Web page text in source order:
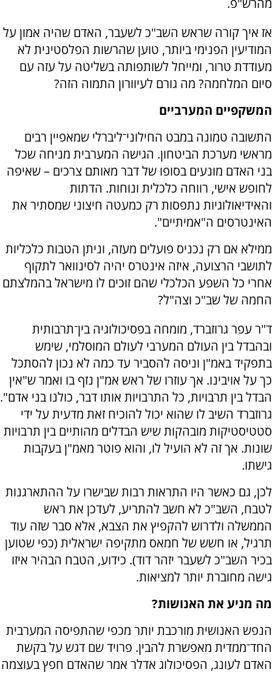
מהרש"פ.
אז איך קורה שראש השב"כ לשעבר, האדם שהיה אמון על
המודיעין הפנימי ביותר, טוען שהרשות הפלסטינית לא
מעודדת טרור, ומייחל לשותפותה בשליטה על עזה עם
סיום המלחמה? מה גורם לעיוורון התמוה הזה?
המשקפיים המערביים
התשובה טמונה במבט החילוני־ליברלי שמאפיין רבים
מראשי מערכת הביטחון. הגישה המערבית מניחה שכל
בני האדם מונעים בסופו של דבר מאותם צרכים – שאיפה
לחופש אישי, רווחה כלכלית ונוחות. הדתות
והאידיאולוגיות נתפסות רק כמעטה חיצוני שמסתיר את
האינטרסים ה"אמיתיים".
ממילא אם רק נכניס פועלים מעזה, וניתן הטבות כלכליות
לתושבי הרצועה, איזה אינטרס יהיה לסינוואר לתקוף
אחרי כל השפע הכלכלי שהם זוכים לו מישראל בהמלצתם
החמה של שב"כ וצה"ל?
ד"ר עפר גרוזברד, מומחה בפסיכולוגיה בין־תרבותית
ובהבדל בין העולם המערבי לעולם המוסלמי, שימש
בתפקיד באמ"ן וניסה להסביר עד כמה לא נכון להסתכל
כך על אויבינו. אך עוזרו של ראש אמ"ן נזף בו ואמר ש"אין
הבדל בין תרבויות, כל התרבויות אותו דבר, כולנו בני אדם".
גרוזברד השיב לו שהוא יכול להוכיח זאת מדעית על ידי
סטטיסטיקות מובהקות שיש הבדלים מהותיים בין תרבויות
שונות. אך זה לא הועיל לו, והוא פוטר מאמ"ן בעקבות
גישתו.
לכן, גם כאשר היו התראות רבות שבישרו על ההתארגנות
לטבח, השב"כ לא חשב להתריע, לעדכן את ראש
הממשלה ולדרוש להקפיץ את הצבא, אלא סבר שזה עוד
תרגיל, או חשש של חמאס מתקיפה ישראלית (כפי שטוען
בכיר השב"כ לשעבר יזהר דוד). כידוע, הטבח הבהיר איזו
גישה מחוברת יותר למציאות.
מה מניע את האנושות?
הנפש האנושית מורכבת יותר מכפי שהתפיסה המערבית
החד־ממדית מאפשרת להבין. פרויד שם דגש על בקשת
האדם לעונג, הפסיכולוג אדלר אמר שהאדם חפץ בעוצמה